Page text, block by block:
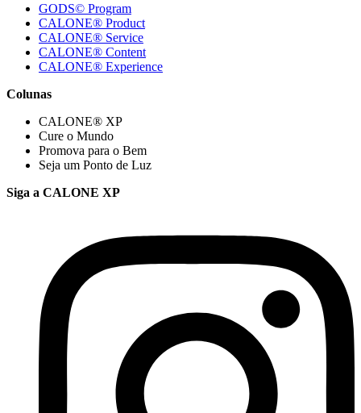
GODS© Program
CALONE® Product
CALONE® Service
CALONE® Content
CALONE® Experience
Colunas
CALONE® XP
Cure o Mundo
Promova para o Bem
Seja um Ponto de Luz
Siga a CALONE XP